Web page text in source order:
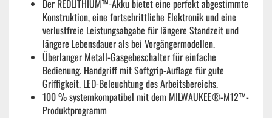
Der REDLITHIUM™-Akku bietet eine perfekt abgestimmte
Konstruktion, eine fortschrittliche Elektronik und eine
verlustfreie Leistungsabgabe für längere Standzeit und
längere Lebensdauer als bei Vorgängermodellen.
Überlanger Metall-Gasgebeschalter für einfache
Bedienung. Handgriff mit Softgrip-Auflage für gute
Griffigkeit. LED-Beleuchtung des Arbeitsbereichs.
100 % systemkompatibel mit dem MILWAUKEE®-M12™-
Produktprogramm